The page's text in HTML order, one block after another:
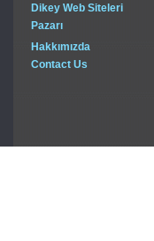
Dikey Web Siteleri
Pazarı
Hakkımızda
Contact Us